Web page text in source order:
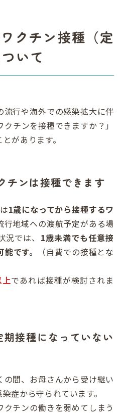
クチン接種（定
いて
行や海外での感染拡大に伴
チンを接種できますか？」
があります。
チンは接種できます
1歳になってから接種するワ
行地域への渡航予定がある場
では、 1歳未満でも任意接
です。
（自費での接種とな
であれば接種が検討されま
接種になっていない
間、お母さんから受け継い
症から守られています。
チンの働きを弱めてしまう